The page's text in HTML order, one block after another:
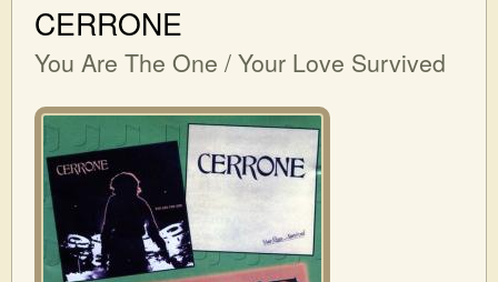
CERRONE
You Are The One / Your Love Survived